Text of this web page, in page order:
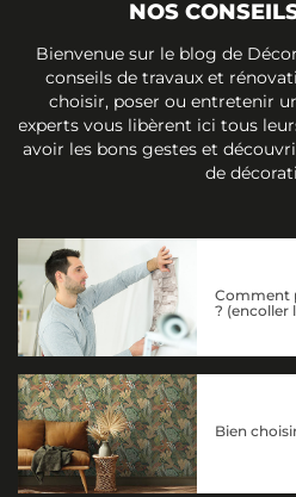
NOS
Bienvenue sur le blog de
conseils de travaux et
choisir, poser ou entretenir
experts vous libèrent ici tous
avoir les bons gestes et
de
Comment
? (encoller
Bien